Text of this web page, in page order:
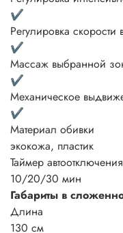
✔
Регулировка
✔
Массаж выбранной
✔
Механическое
✔
Материал обивки
экокожа, пластик
Таймер автоотключения
10/20/30 мин
Габариты в
Длина
130 см